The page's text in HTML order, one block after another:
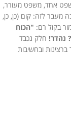
אחד, משפט מעורר,
מעבר לזה: קום (כן, כן,
בקול רם: "הכוח
נהדר! חלק נכבד
ובחשיבות